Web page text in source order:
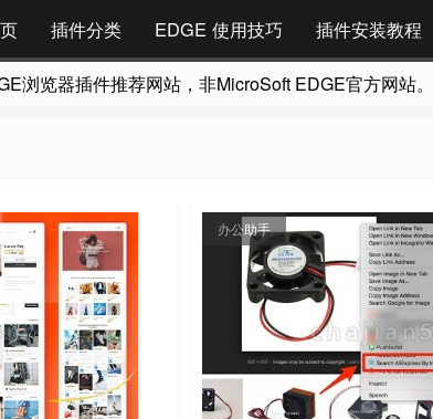
插件分类 EDGE 使用技巧 插件安装教程
浏览器插件推荐网站，非MicroSoft EDGE官方网站。
办公助手